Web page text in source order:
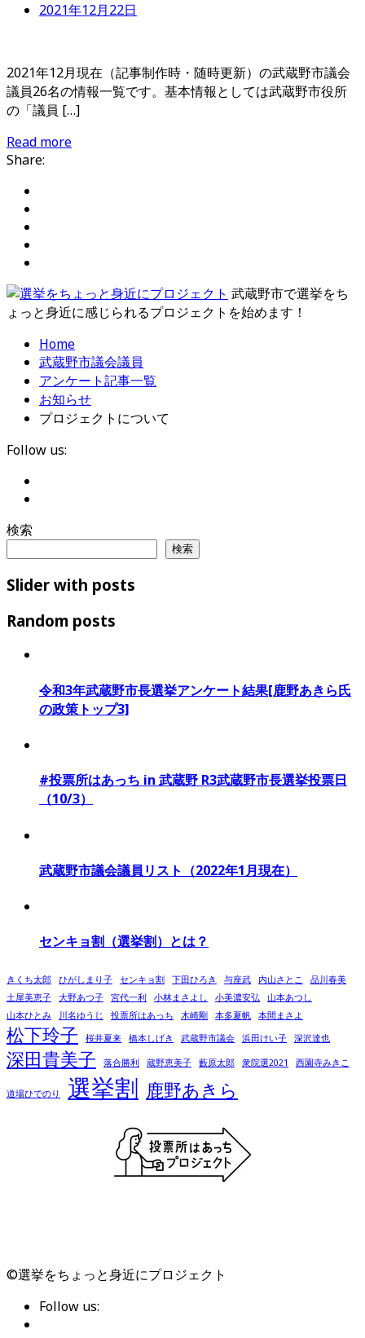
2021年12月22日
2021年12月現在（記事制作時・随時更新）の武蔵野市議会
議員26名の情報一覧です。基本情報としては武蔵野市役所
の「議員 […]
Read more
Share:
武蔵野市で選挙をち
ょっと身近に感じられるプロジェクトを始めます！
Home
武蔵野市議会議員
アンケート記事一覧
お知らせ
プロジェクトについて
Follow us:
検索
検索
Slider with posts
Random posts
令和3年武蔵野市長選挙アンケート結果[鹿野あきら氏
の政策トップ3]
#投票所はあっち in 武蔵野 R3武蔵野市長選挙投票日
（10/3）
武蔵野市議会議員リスト（2022年1月現在）
センキョ割（選挙割）とは？
きくち太郎 ひがしまり子 センキョ割 下田ひろき 与座武 内山さとこ
品川春美
土屋美恵子
大野あつ子 宮代一利 小林まさよし 小美濃安弘
山本あつし
山本ひとみ
川名ゆうじ 投票所はあっち 木崎剛 本多夏帆 本間まさよ
松下玲子 桜井夏来 橋本しげき 武蔵野市議会 浜田けい子 深沢達也
深田貴美子 落合勝利 蔵野恵美子 藪原太郎 衆院選2021 西園寺みきこ
道場ひでのり 選挙割 鹿野あきら
©選挙をちょっと身近にプロジェクト
Follow us: